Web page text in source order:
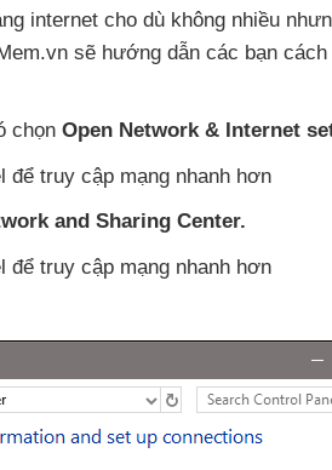
internet cho dù không nhiều
sẽ hướng dẫn các bạn
chọn Open Network & Internet
and Sharing Center.